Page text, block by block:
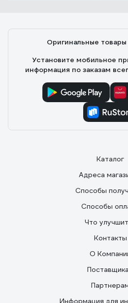
Оригинальные товары
Установите мобильное
информация по заказам
Каталог
Адреса
Способы
Способы
Что
Контакты
О
Информация для